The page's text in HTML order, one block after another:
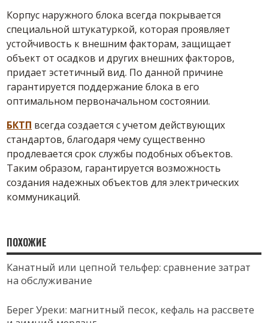
Корпус наружного блока всегда покрывается
специальной штукатуркой, которая проявляет
устойчивость к внешним факторам, защищает
объект от осадков и других внешних факторов,
придает эстетичный вид. По данной причине
гарантируется поддержание блока в его
оптимальном первоначальном состоянии.
БКТП всегда создается с учетом действующих
стандартов, благодаря чему существенно
продлевается срок службы подобных объектов.
Таким образом, гарантируется возможность
создания надежных объектов для электрических
коммуникаций.
ПОХОЖИЕ
Канатный или цепной тельфер: сравнение затрат
на обслуживание
Берег Уреки: магнитный песок, кефаль на рассвете